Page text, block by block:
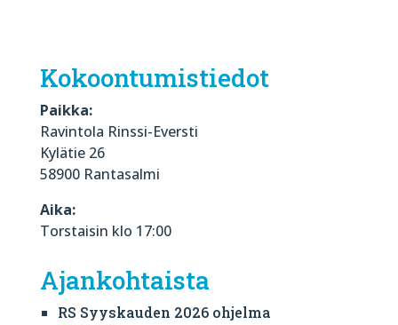
Kokoontumistiedot
Paikka:
Ravintola Rinssi-Eversti
Kylätie 26
58900 Rantasalmi
Aika:
Torstaisin klo 17:00
Ajankohtaista
RS Syyskauden 2026 ohjelma